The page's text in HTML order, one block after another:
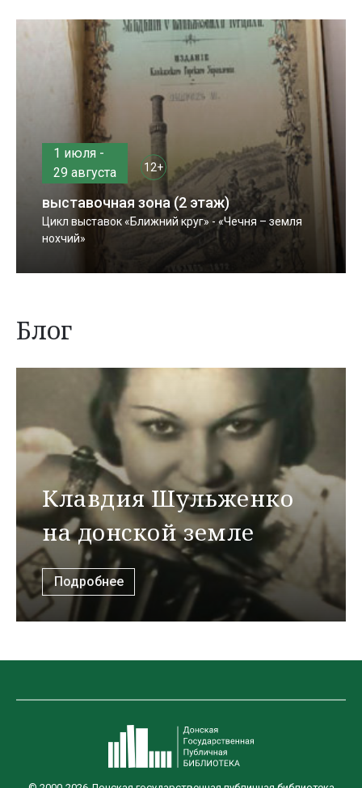
1 июля -
29 августа
12+
выставочная зона (2 этаж)
Цикл выставок «Ближний круг» - «Чечня – земля
нохчий»
Блог
Клавдия Шульженко
на донской земле
Подробнее